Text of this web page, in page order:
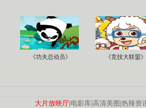
《功夫总动员》 《竞技大联盟》
大片放映厅|电影库|高清美图 |热辣资